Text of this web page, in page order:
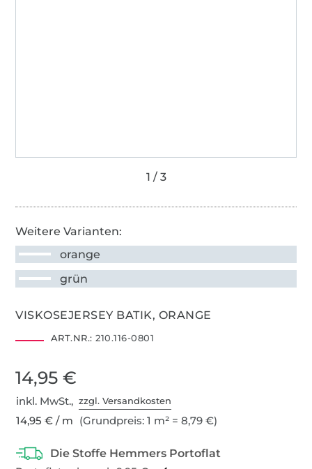
Weitere Varianten:
orange
grün
VISKOSEJERSEY BATIK, ORANGE
ART.NR.: 210.116-0801
14,95 €
inkl. MwSt.,zzgl. Versandkosten
14,95 € / m (Grundpreis: 1 m² = 8,79 €)